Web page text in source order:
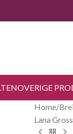
OVERIGE
Home
Lana